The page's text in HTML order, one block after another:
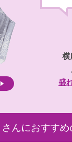
横
盛
んにおすす